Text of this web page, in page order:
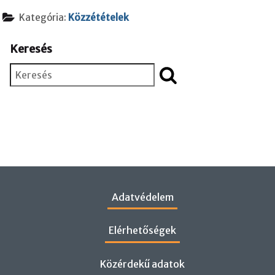
Kategória: Közzétételek
Keresés
Keresés
Adatvédelem
Elérhetőségek
Közérdekű adatok